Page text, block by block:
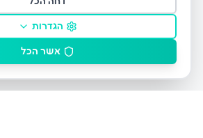
הגדרות
אשר הכל